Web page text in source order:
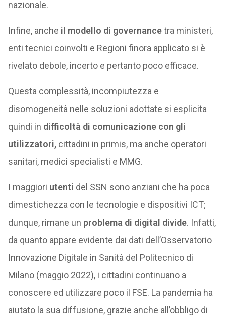
nazionale.
Infine, anche il modello di governancetra ministeri,
enti tecnici coinvolti e Regioni finora applicato si è
rivelato debole, incerto e pertanto poco efficace.
Questa complessità, incompiutezza e
disomogeneità nelle soluzioni adottate si esplicita
quindi in difficoltà di comunicazione con gli
utilizzatori,cittadini in primis, ma anche operatori
sanitari, medici specialisti e MMG.
I maggiori utenti del SSN sono anziani che ha poca
dimestichezza con le tecnologie e dispositivi ICT;
dunque, rimane un problema di digital divide. Infatti,
da quanto appare evidente dai dati dell’Osservatorio
Innovazione Digitale in Sanità del Politecnico di
Milano (maggio 2022), i cittadini continuano a
conoscere ed utilizzare poco il FSE. La pandemia ha
aiutato la sua diffusione, grazie anche all’obbligo di